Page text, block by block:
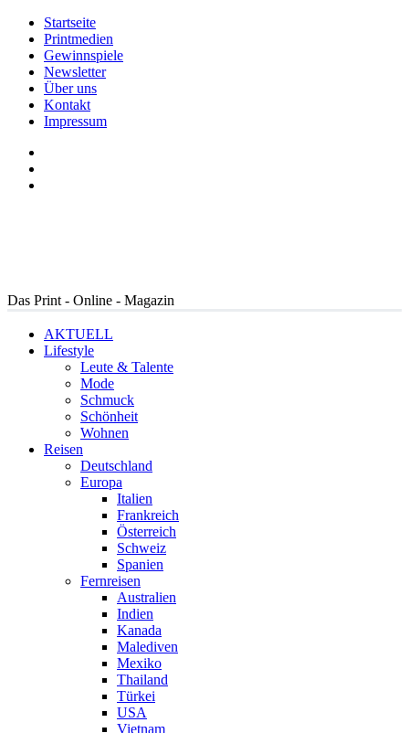
Startseite
Printmedien
Gewinnspiele
Newsletter
Über uns
Kontakt
Impressum
Das Print - Online - Magazin
AKTUELL
Lifestyle
Leute & Talente
Mode
Schmuck
Schönheit
Wohnen
Reisen
Deutschland
Europa
Italien
Frankreich
Österreich
Schweiz
Spanien
Fernreisen
Australien
Indien
Kanada
Malediven
Mexiko
Thailand
Türkei
USA
Vietnam